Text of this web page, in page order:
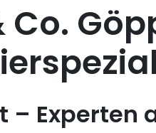
Co.
– Experten